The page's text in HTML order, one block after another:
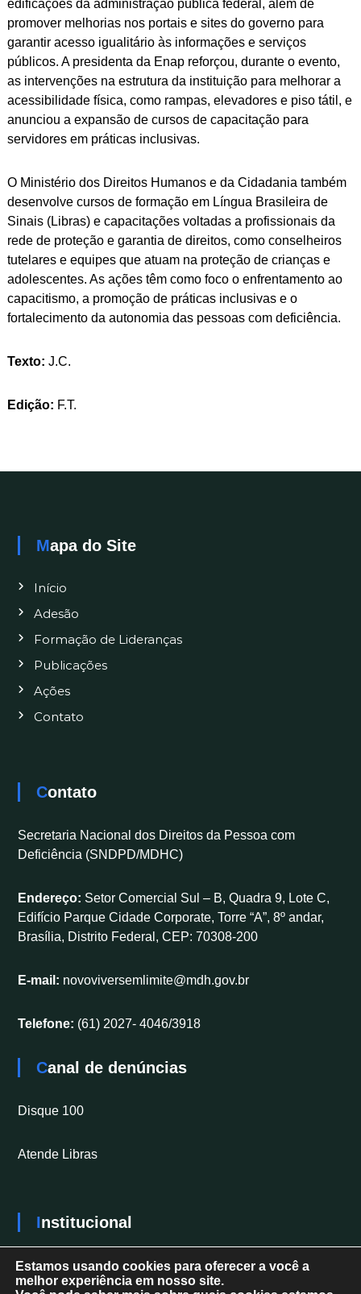
edificações da administração pública federal, além de
promover melhorias nos portais e sites do governo para
garantir acesso igualitário às informações e serviços
públicos. A presidenta da Enap reforçou, durante o evento,
as intervenções na estrutura da instituição para melhorar a
acessibilidade física, como rampas, elevadores e piso tátil, e
anunciou a expansão de cursos de capacitação para
servidores em práticas inclusivas.
O Ministério dos Direitos Humanos e da Cidadania também
desenvolve cursos de formação em Língua Brasileira de
Sinais (Libras) e capacitações voltadas a profissionais da
rede de proteção e garantia de direitos, como conselheiros
tutelares e equipes que atuam na proteção de crianças e
adolescentes. As ações têm como foco o enfrentamento ao
capacitismo, a promoção de práticas inclusivas e o
fortalecimento da autonomia das pessoas com deficiência.
Texto: J.C.
Edição: F.T.
Mapa do Site
Início
Adesão
Formação de Lideranças
Publicações
Ações
Contato
Contato
Secretaria Nacional dos Direitos da Pessoa com
Deficiência (SNDPD/MDHC)
Endereço: Setor Comercial Sul – B, Quadra 9, Lote C,
Edifício Parque Cidade Corporate, Torre “A”, 8º andar,
Brasília, Distrito Federal, CEP: 70308-200
E-mail: novoviversemlimite@mdh.gov.br
Telefone: (61) 2027- 4046/3918
Canal de denúncias
Disque 100
Atende Libras
Institucional
Secretaria Nacional dos Direitos da Pessoa com
Deficiência
Estamos usando cookies para oferecer a você a
melhor experiência em nosso site.